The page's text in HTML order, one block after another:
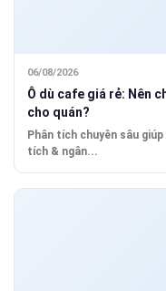
06/08/2026
Ô dù cafe giá rẻ: Nên
cho quán?
Phân tích chuyên sâu
tích & ngân...